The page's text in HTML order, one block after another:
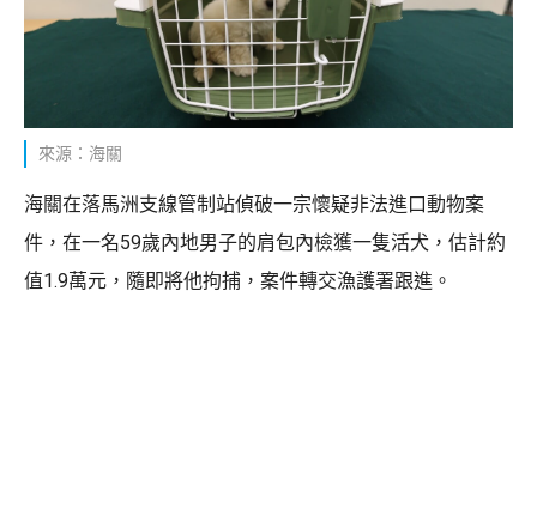
來源：海關
海關在落馬洲支線管制站偵破一宗懷疑非法進口動物案
件，在一名59歲內地男子的肩包內檢獲一隻活犬，估計約
值1.9萬元，隨即將他拘捕，案件轉交漁護署跟進。